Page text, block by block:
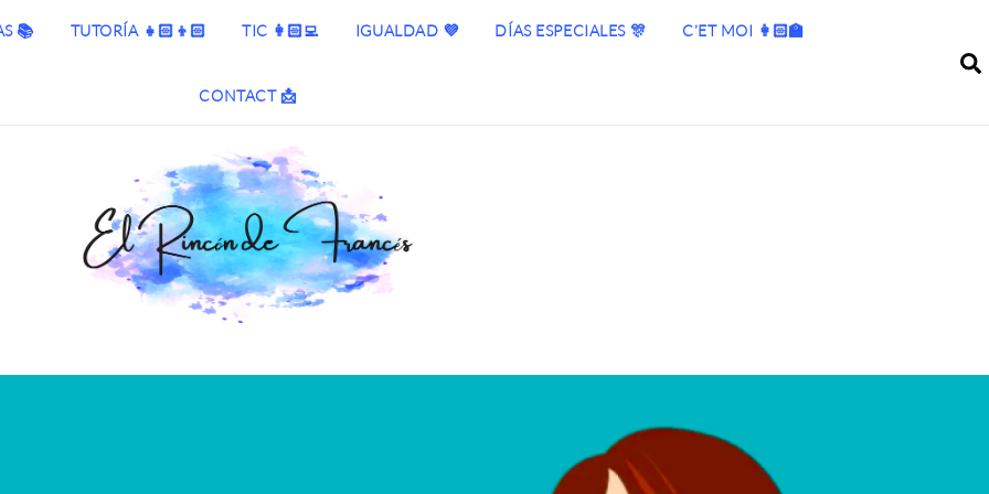
📚 TUTORÍA 👧🏻👦🏻 TIC 👩🏻‍💻 IGUALDAD 💜 DÍAS ESPECIALES 🎊 C’ET MOI 👩🏻‍🏫
CONTACT 📩